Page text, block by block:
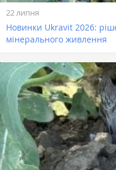
22 липня
Новинки Ukravit 2026:
мінерального живлення